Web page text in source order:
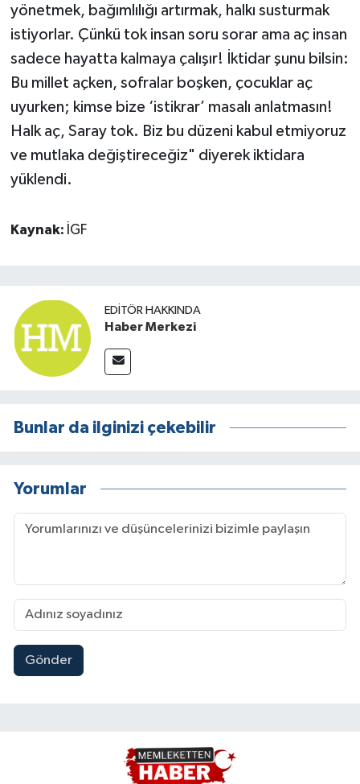
yönetmek, bağımlılığı artırmak, halkı susturmak
istiyorlar. Çünkü tok insan soru sorar ama aç insan
sadece hayatta kalmaya çalışır! İktidar şunu bilsin:
Bu millet açken, sofralar boşken, çocuklar aç
uyurken; kimse bize ‘istikrar’ masalı anlatmasın!
Halk aç, Saray tok. Biz bu düzeni kabul etmiyoruz
ve mutlaka değiştireceğiz" diyerek iktidara
yüklendi.
Kaynak: İGF
EDITÖR HAKKINDA
Haber Merkezi
Bunlar da ilginizi çekebilir
Yorumlar
Gönder